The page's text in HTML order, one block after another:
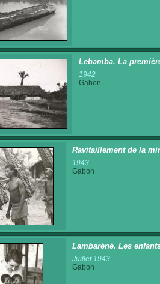
Lebamba. La
1942
Gabon
Ravitaillement de la
1943
Gabon
Lambaréné. Les
Juillet 1943
Gabon